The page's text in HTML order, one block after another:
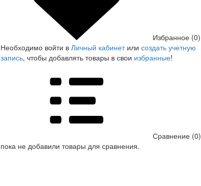
Избранное (0)
Необходимо войти в Личный кабинетили создать учетную
запись, чтобы добавлять товары в свои избранные!
Сравнение (0)
пока не добавили товары для сравнения.